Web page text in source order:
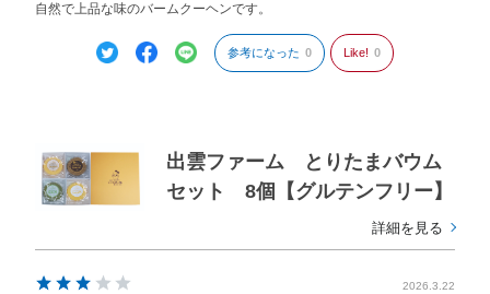
自然で上品な味のバームクーヘンです。
参考になった 0 Like! 0
出雲ファーム とりたまバウム
セット 8個【グルテンフリー】
詳細を見る
2026.3.22